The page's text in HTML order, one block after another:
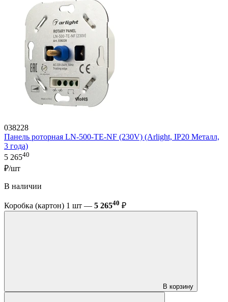
038228
Панель роторная LN-500-TE-NF (230V) (Arlight, IP20 Металл,
3 года)
5 26540
₽/шт
В наличии
Коробка (картон) 1 шт — 5 26540 ₽
В корзину